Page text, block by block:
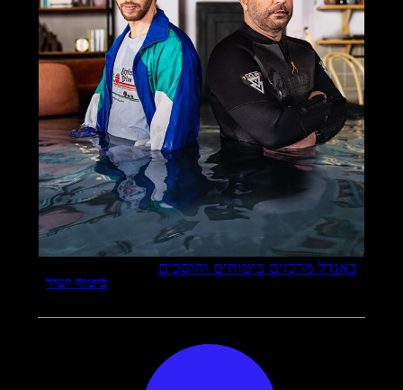
ביטוח ישיר
באנדל מרכזים ביטוחים וחוסכים